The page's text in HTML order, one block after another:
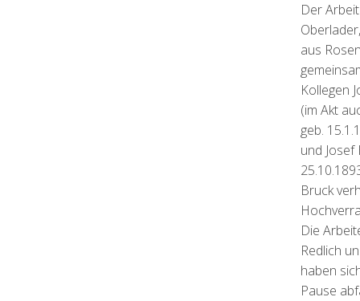
Der
aus
Kollegen
(im Akt
geb.
und Josef
Bruck
Die
Redlich
haben
Pause